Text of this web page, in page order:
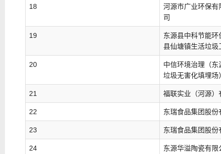
18
河源市广业环保有
司
19
东源县中科节能
县仙塘镇生活垃圾
20
中信环境治理（
垃圾无害化填埋场
21 福联实业（河源）
22 东瑞食品集团股
23 东瑞食品集团股
24 东源华溢陶瓷有限